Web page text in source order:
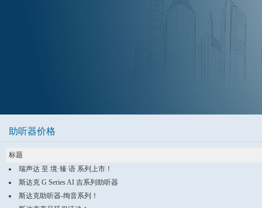
助听器价格
标题
瑞声达 至 境·臻 语 系列上市！
斯达克 G Series AI 吉系列助听器
斯达克助听器-绚音系列！